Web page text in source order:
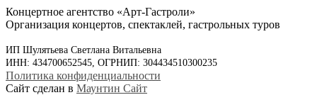
Концертное агентство «Арт-Гастроли»
Организация концертов, спектаклей, гастрольных туров
ИП Шулятьева Светлана Витальевна
ИНН: 434700652545, ОГРНИП: 304434510300235
Политика конфиденциальности
Сайт сделан в Маунтин Сайт